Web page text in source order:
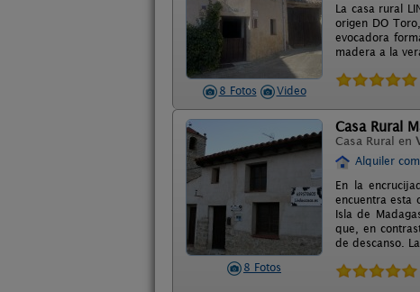
8 Fotos Video
La casa rural
origen DO
evocadora
madera a la
8 Fotos
Casa Rural
Casa Rural en
Alquiler
En la
encuentra esta
Isla de
que, en
de descanso.